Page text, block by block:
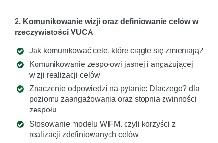
2. Komunikowanie wizji oraz definiowanie celów w
rzeczywistości VUCA
Jak komunikować cele, które ciągle się zmieniają?
Komunikowanie zespołowi jasnej i angażującej
wizji realizacji celów
Znaczenie odpowiedzi na pytanie: Dlaczego? dla
poziomu zaangażowania oraz stopnia zwinności
zespołu
Stosowanie modelu WIFM, czyli korzyści z
realizacji zdefiniowanych celów